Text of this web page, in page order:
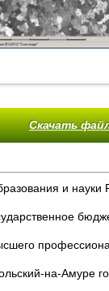
Скачать
и науки
на-Амуре